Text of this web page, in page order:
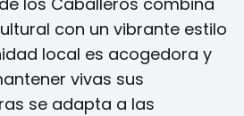
con un vibrante estilo
local es acogedora y
vivas sus
se adapta a las